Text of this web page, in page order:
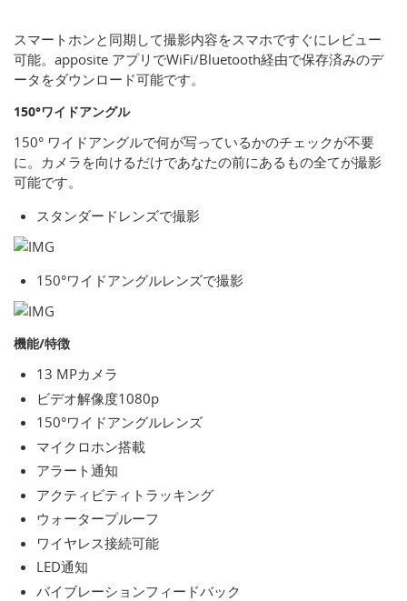
スマートホンと同期して撮影内容をスマホですぐにレビュー
可能。apposite アプリでWiFi/Bluetooth経由で保存済みのデ
ータをダウンロード可能です。
150°ワイドアングル
150° ワイドアングルで何が写っているかのチェックが不要
に。カメラを向けるだけであなたの前にあるもの全てが撮影
可能です。
スタンダードレンズで撮影
150°ワイドアングルレンズで撮影
機能/特徴
13 MPカメラ
ビデオ解像度1080p
150°ワイドアングルレンズ
マイクロホン搭載
アラート通知
アクティビティトラッキング
ウォータープルーフ
ワイヤレス接続可能
LED通知
バイブレーションフィードバック